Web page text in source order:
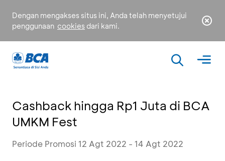
Dengan mengakses situs ini, Anda telah menyetujui
penggunaan cookies dari kami.
Cashback hingga Rp1 Juta di BCA
UMKM Fest
Periode Promosi 12 Agt 2022 - 14 Agt 2022